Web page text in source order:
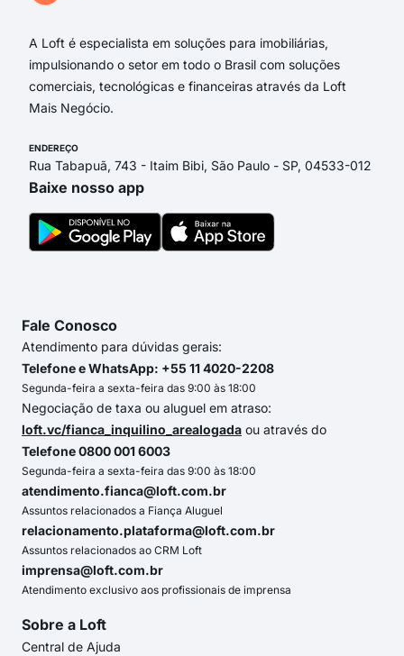
A Loft é especialista em soluções para imobiliárias,
impulsionando o setor em todo o Brasil com soluções
comerciais, tecnológicas e financeiras através da Loft
Mais Negócio.
ENDEREÇO
Rua Tabapuã, 743 - Itaim Bibi, São Paulo - SP, 04533-012
Baixe nosso app
Fale Conosco
Atendimento para dúvidas gerais:
Telefone e WhatsApp: +55 11 4020-2208
Segunda-feira a sexta-feira das 9:00 às 18:00
Negociação de taxa ou aluguel em atraso:
loft.vc/fianca_inquilino_arealogada ou através do
Telefone 0800 001 6003
Segunda-feira a sexta-feira das 9:00 às 18:00
atendimento.fianca@loft.com.br
Assuntos relacionados a Fiança Aluguel
relacionamento.plataforma@loft.com.br
Assuntos relacionados ao CRM Loft
imprensa@loft.com.br
Atendimento exclusivo aos profissionais de imprensa
Sobre a Loft
Central de Ajuda